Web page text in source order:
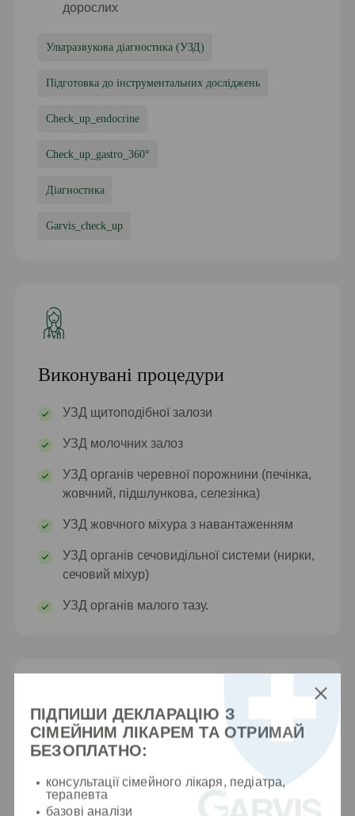
дорослих
Ультразвукова діагностика (УЗД)
Підготовка до інструментальних досліджень
Check_up_endocrine
Check_up_gastro_360°
Діагностика
Garvis_check_up
Виконувані процедури
УЗД щитоподібної залози
УЗД молочних залоз
УЗД органів черевної порожнини (печінка,
жовчний, підшлункова, селезінка)
УЗД жовчного міхура з навантаженням
УЗД органів сечовидільної системи (нирки,
сечовий міхур)
УЗД органів малого тазу.
Освіта
2016
ПІДПИШИ ДЕКЛАРАЦІЮ З
СІМЕЙНИМ ЛІКАРЕМ ТА ОТРИМАЙ
БЕЗОПЛАТНО:
консультації сімейного лікаря, педіатра,
терапевта
базові аналізи